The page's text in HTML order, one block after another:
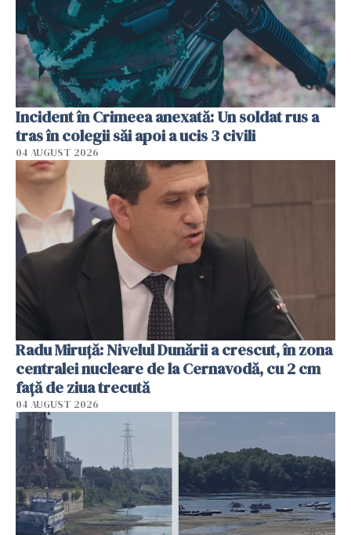
Incident în Crimeea anexată: Un soldat rus a
tras în colegii săi apoi a ucis 3 civili
04 AUGUST 2026
Radu Miruţă: Nivelul Dunării a crescut, în zona
centralei nucleare de la Cernavodă, cu 2 cm
faţă de ziua trecută
04 AUGUST 2026